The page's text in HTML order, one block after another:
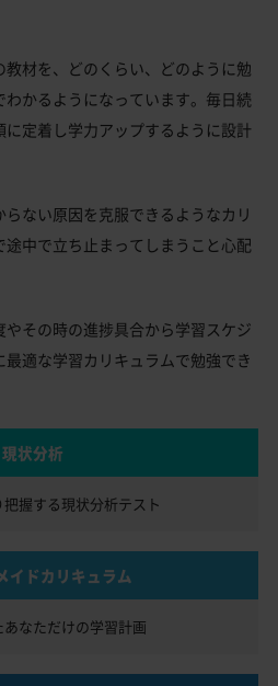
材を、どのくらい、どのように勉
かるようになっています。毎日続
定着し学力アップするように設計
ない原因を克服できるようなカリ
中で立ち止まってしまうこと心配
その時の進捗具合から学習スケジ
適な学習カリキュラムで勉強でき
現状分析
握する現状分析テスト
イドカリキュラム
なただけの学習計画